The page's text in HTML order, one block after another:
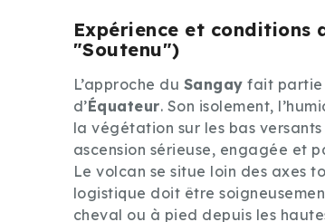
Expérience et conditions
"Soutenu")
L’approche du Sangay fait partie
d’Équateur. Son isolement,
la végétation sur les bas
ascension sérieuse, engagée et
Le volcan se situe loin des axes
logistique doit être
cheval ou à pied depuis les